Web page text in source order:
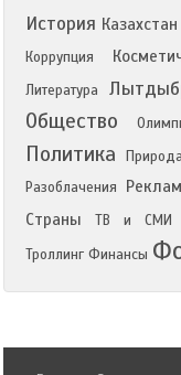
История Казахстан
Коррупция
Литература
Общество
Политика Природа
Разоблачения
Страны
ТВ и СМИ
Троллинг Финансы